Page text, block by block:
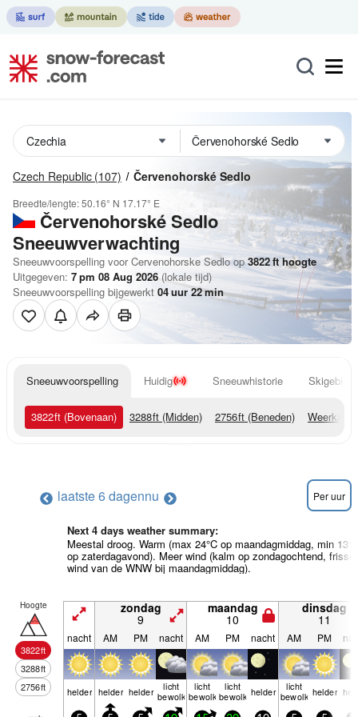
Czech Republic (107) Červenohorské Sedlo
Breedte/lengte:50.16° N 17.17° E
Červenohorské Sedlo
Sneeuwverwachting
Sneeuwvoorspelling voor Cervenohorske Sedlo op 3822fthoogte
Uitgegeven: 7 pm 08 Aug 2026 (lokale tijd)
Sneeuwvoorspelling bijgewerkt 04uur22min
Sneeuwvoorspelling Huidig Sneeuwhistorie Skigebied
3822ft (Bovenaan) 3288ft (Midden) 2756ft (Beneden)
laatste 6 dagennu Per uur
Next 4 days weather summary:
Meestal droog. Warm (max 24°C op maandagmiddag, min
op zaterdagavond). Meer wind (kalm op zondagochtend, frisse
wind van de WNW bij maandagmiddag).
Hoogte
3822ft
3288ft
2756ft
zondag
9
maandag
10
dinsdag
11
nacht AM PM nacht AM PM nacht AM PM
helder helder helder licht
bewolkt
licht
bewolkt
licht
bewolkt helder licht
bewolkt helder